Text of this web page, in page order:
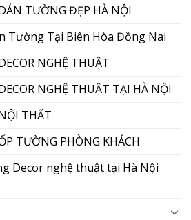
TƯỜNG ĐẸP HÀ NỘI
Tường Tại Biên Hòa Đồng Nai
NGHỆ THUẬT
NGHỆ THUẬT TẠI HÀ NỘI
THẤT
TƯỜNG PHÒNG KHÁCH
Decor nghệ thuật tại Hà Nội